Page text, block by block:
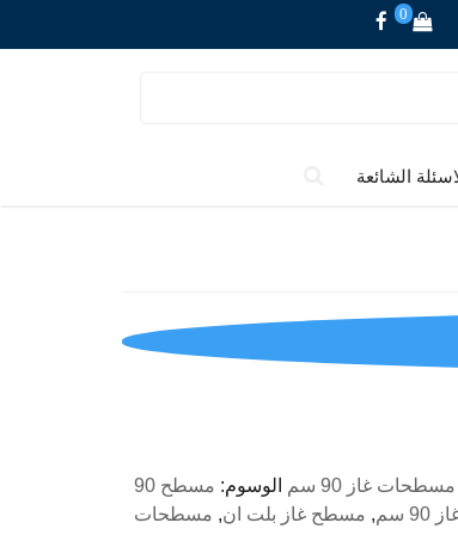
0
الشائعة
مسطحات غاز 90 سم الوسوم:
مسطح 90
سم , مسطح غاز بلت ان, مسطحات